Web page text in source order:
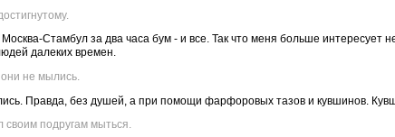
Стамбул за два часа бум - и все. Так что меня больше интересует
далеких времен.
не мылись.
Правда, без душей, а при помощи фарфоровых тазов и кувшинов.
подругам мыться.